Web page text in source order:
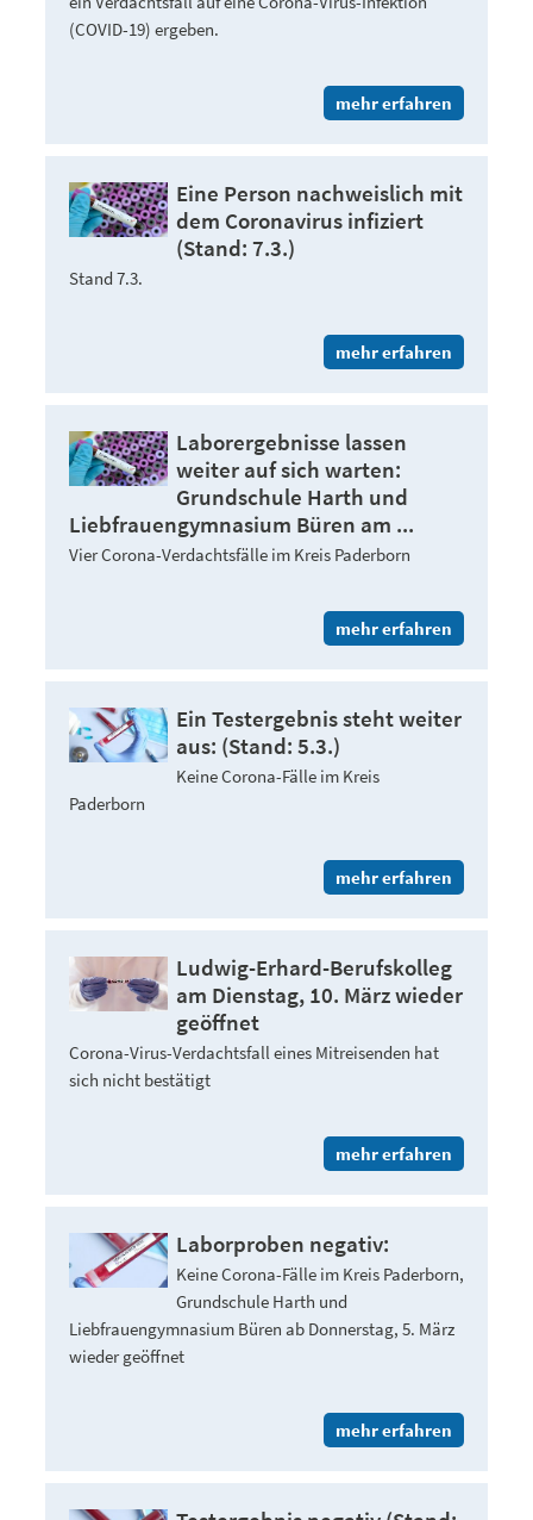
(COVID-19) ergeben.
mehr erfahren
Eine Person nachweislich mit
dem Coronavirus infiziert
(Stand: 7.3.)
Stand 7.3.
mehr erfahren
Laborergebnisse lassen
weiter auf sich warten:
Grundschule Harth und
Liebfrauengymnasium Büren am ...
Vier Corona-Verdachtsfälle im Kreis Paderborn
mehr erfahren
Ein Testergebnis steht weiter
aus: (Stand: 5.3.)
Keine Corona-Fälle im Kreis
Paderborn
mehr erfahren
Ludwig-Erhard-Berufskolleg
am Dienstag, 10. März wieder
geöffnet
Corona-Virus-Verdachtsfall eines Mitreisenden hat
sich nicht bestätigt
mehr erfahren
Laborproben negativ:
Keine Corona-Fälle im Kreis Paderborn,
Grundschule Harth und
Liebfrauengymnasium Büren ab Donnerstag, 5. März
wieder geöffnet
mehr erfahren